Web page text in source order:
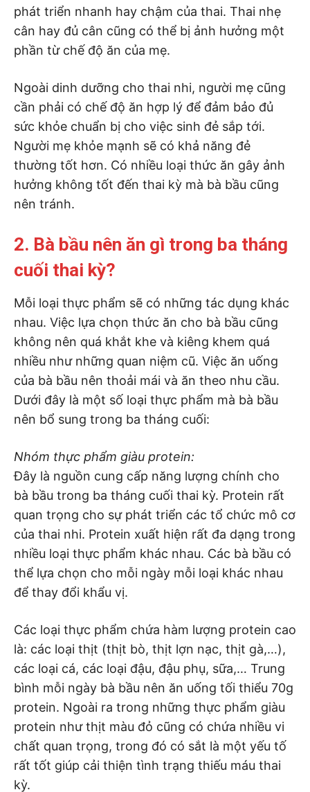
phát triển nhanh hay chậm của thai. Thai nhẹ
cân hay đủ cân cũng có thể bị ảnh hưởng một
phần từ chế độ ăn của mẹ.
Ngoài dinh dưỡng cho thai nhi, người mẹ cũng
cần phải có chế độ ăn hợp lý để đảm bảo đủ
sức khỏe chuẩn bị cho việc sinh đẻ sắp tới.
Người mẹ khỏe mạnh sẽ có khả năng đẻ
thường tốt hơn. Có nhiều loại thức ăn gây ảnh
hưởng không tốt đến thai kỳ mà bà bầu cũng
nên tránh.
2. Bà bầu nên ăn gì trong ba tháng
cuối thai kỳ?
Mỗi loại thực phẩm sẽ có những tác dụng khác
nhau. Việc lựa chọn thức ăn cho bà bầu cũng
không nên quá khắt khe và kiêng khem quá
nhiều như những quan niệm cũ. Việc ăn uống
của bà bầu nên thoải mái và ăn theo nhu cầu.
Dưới đây là một số loại thực phẩm mà bà bầu
nên bổ sung trong ba tháng cuối:
Nhóm thực phẩm giàu protein:
Đây là nguồn cung cấp năng lượng chính cho
bà bầu trong ba tháng cuối thai kỳ. Protein rất
quan trọng cho sự phát triển các tổ chức mô cơ
của thai nhi. Protein xuất hiện rất đa dạng trong
nhiều loại thực phẩm khác nhau. Các bà bầu có
thể lựa chọn cho mỗi ngày mỗi loại khác nhau
để thay đổi khẩu vị.
Các loại thực phẩm chứa hàm lượng protein cao
là: các loại thịt (thịt bò, thịt lợn nạc, thịt gà,…),
các loại cá, các loại đậu, đậu phụ, sữa,… Trung
bình mỗi ngày bà bầu nên ăn uống tối thiểu 70g
protein. Ngoài ra trong những thực phẩm giàu
protein như thịt màu đỏ cũng có chứa nhiều vi
chất quan trọng, trong đó có sắt là một yếu tố
rất tốt giúp cải thiện tình trạng thiếu máu thai
kỳ.